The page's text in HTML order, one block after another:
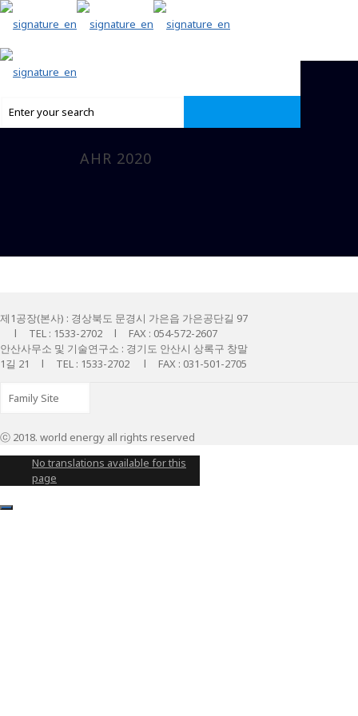
AHR 2020
제1공장(본사) : 경상북도 문경시 가은읍 가은공단길 97
l TEL : 1533-2702 l FAX : 054-572-2607
안산사무소 및 기술연구소 : 경기도 안산시 상록구 창말
1길 21 l TEL : 1533-2702 l FAX : 031-501-2705
ⓒ 2018. world energy all rights reserved
No translations available for this
page